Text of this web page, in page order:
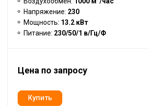
Напряжение: 230
Мощность: 13.2 кВт
Питание: 230/50/1 в/Гц/Ф
Цена по запросу